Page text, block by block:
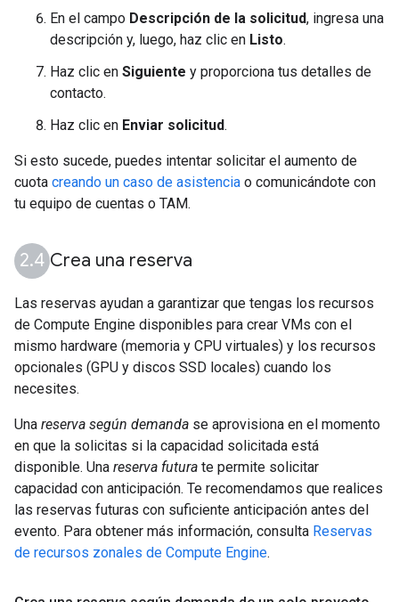
En el campo Descripción de la solicitud, ingresa una
descripción y, luego, haz clic en Listo.
Haz clic en Siguiente y proporciona tus detalles de
contacto.
Haz clic en Enviar solicitud.
Si esto sucede, puedes intentar solicitar el aumento de
cuota creando un caso de asistencia o comunicándote con
tu equipo de cuentas o TAM.
Crea una reserva
Las reservas ayudan a garantizar que tengas los recursos
de Compute Engine disponibles para crear VMs con el
mismo hardware (memoria y CPU virtuales) y los recursos
opcionales (GPU y discos SSD locales) cuando los
necesites.
Una reserva según demanda se aprovisiona en el momento
en que la solicitas si la capacidad solicitada está
disponible. Una reserva futura te permite solicitar
capacidad con anticipación. Te recomendamos que realices
las reservas futuras con suficiente anticipación antes del
evento. Para obtener más información, consulta Reservas
de recursos zonales de Compute Engine.